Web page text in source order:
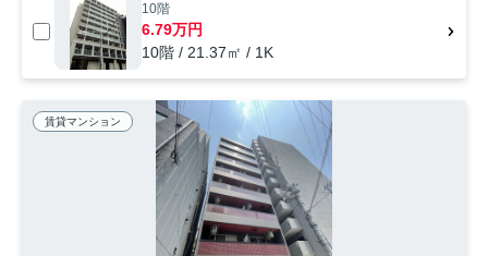
10階
6.79万円
10階 / 21.37㎡ / 1K
賃貸マンション